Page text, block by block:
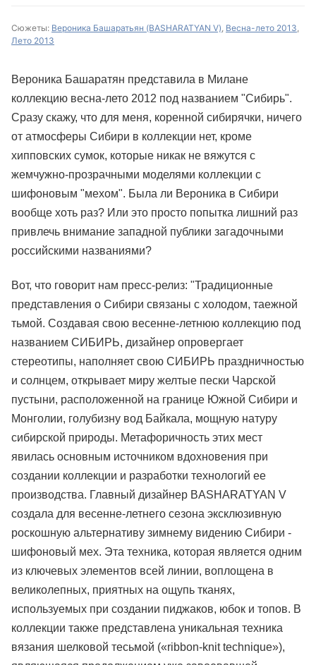
Сюжеты: Вероника Башаратьян (BASHARATYAN V), Весна-лето 2013,
Лето 2013
Вероника Башаратян представила в Милане
коллекцию весна-лето 2012 под названием "Сибирь".
Сразу скажу, что для меня, коренной сибирячки, ничего
от атмосферы Сибири в коллекции нет, кроме
хипповских сумок, которые никак не вяжутся с
жемчужно-прозрачными моделями коллекции с
шифоновым "мехом". Была ли Вероника в Сибири
вообще хоть раз? Или это просто попытка лишний раз
привлечь внимание западной публики загадочными
российскими названиями?
Вот, что говорит нам пресс-релиз: "Традиционные
представления о Сибири связаны с холодом, таежной
тьмой. Создавая свою весенне-летнюю коллекцию под
названием СИБИРЬ, дизайнер опровергает
стереотипы, наполняет свою СИБИРЬ праздничностью
и солнцем, открывает миру желтые пески Чарской
пустыни, расположенной на границе Южной Сибири и
Монголии, голубизну вод Байкала, мощную натуру
сибирской природы. Метафоричность этих мест
явилась основным источником вдохновения при
создании коллекции и разработки технологий ее
производства. Главный дизайнер BASHARATYAN V
создала для весенне-летнего сезона эксклюзивную
роскошную альтернативу зимнему видению Сибири -
шифоновый мех. Эта техника, которая является одним
из ключевых элементов всей линии, воплощена в
великолепных, приятных на ощупь тканях,
используемых при создании пиджаков, юбок и топов. В
коллекции также представлена уникальная техника
вязания шелковой тесьмой («ribbon-knit technique»),